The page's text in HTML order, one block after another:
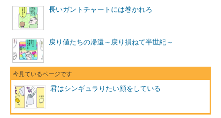
長いガントチャートには巻かれろ
戻り値たちの帰還～戻り損ねて半世紀～
君はシンギュラりたい顔をしている